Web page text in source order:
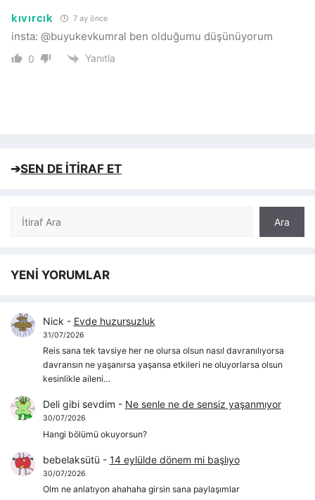
kıvırcık 7 ay önce
insta: @buyukevkumral ben olduğumu düşünüyorum
0 Yanıtla
➔SEN DE İTİRAF ET
Ara
Ara
YENİ YORUMLAR
Nick - Evde huzursuzluk
31/07/2026
Reis sana tek tavsiye her ne olursa olsun nasıl davranılıyorsa
davransın ne yaşanırsa yaşansa etkileri ne oluyorlarsa olsun
kesinlikle aileni…
Deli gibi sevdim - Ne senle ne de sensiz yaşanmıyor
30/07/2026
Hangi bölümü okuyorsun?
bebelaksütü - 14 eylülde dönem mi başlıyo
30/07/2026
Olm ne anlatıyon ahahaha girsin sana paylaşımlar